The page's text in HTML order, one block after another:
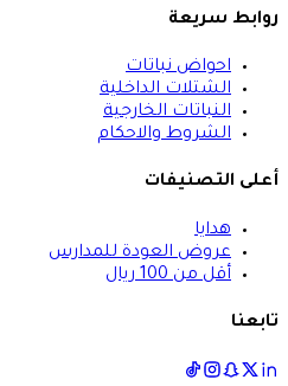
روابط سريعة
احواض نباتات
الشتلات الداخلية
النباتات الخارجية
الشروط والاحكام
أعلى التصنيفات
هدايا
عروض العودة للمدارس
أقل من 100 ريال
تابعنا